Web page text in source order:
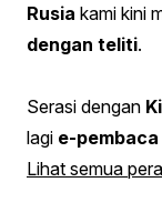
Rusia kami kini
dengan teliti.
Serasi dengan
lagi e-pembaca
Lihat semua